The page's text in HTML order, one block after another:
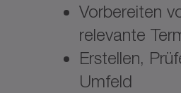
Vorbereiten
relevante
Erstellen,
Umfeld